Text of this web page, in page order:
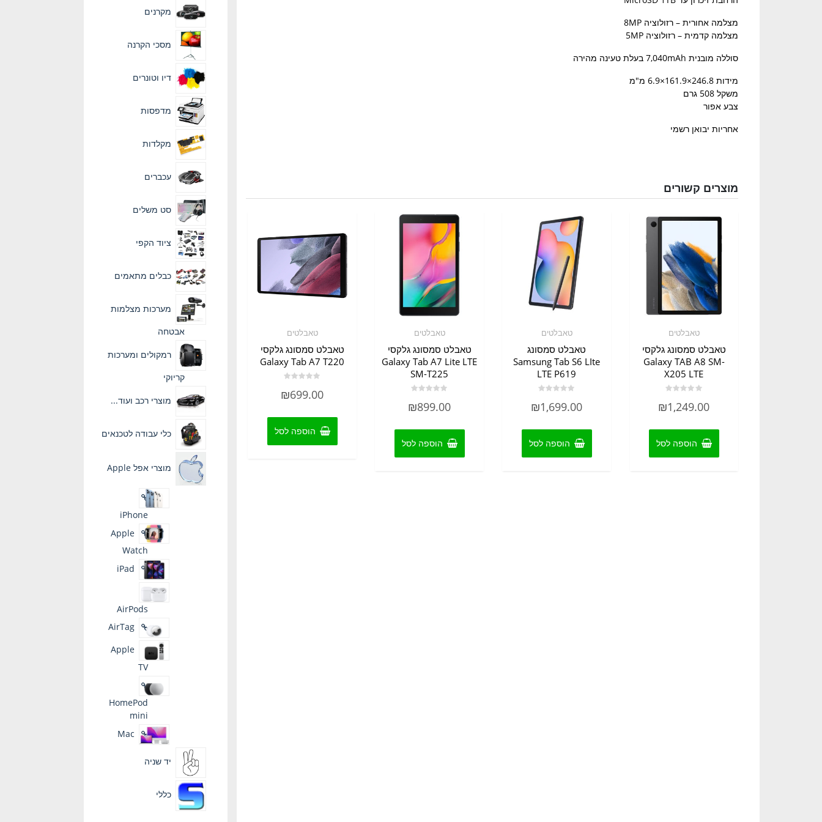
מצלמה אחורית – רזולוציה 8MP
מצלמה קדמית – רזולוציה 5MP
סוללה מובנית 7,040mAh בעלת טעינה מהירה
מידות 246.8×161.9×6.9 מ"מ
משקל 508 גרם
צבע אפור
אחריות יבואן רשמי
מוצרים קשורים
טאבלטים
טאבלט סמסונג גלקסי
Galaxy TAB A8 SM-
X205 LTE
0
₪1,249.00
הוספה לסל
טאבלטים
טאבלט סמסונג
Samsung Tab S6 LIte
LTE P619
0
₪1,699.00
הוספה לסל
טאבלטים
טאבלט סמסונג גלקסי
Galaxy Tab A7 Lite LTE
SM-T225
0
₪899.00
הוספה לסל
טאבלטים
טאבלט סמסונג גלקסי
Galaxy Tab A7 T220
0
₪699.00
הוספה לסל
מקרנים
מסכי הקרנה
דיו וטונרים
מדפסות
מקלדות
עכברים
סט משלים
ציוד הקפי
כבלים מתאמים
מערכות מצלמות
אבטחה
רמקולים ומערכות
קריוקי
מוצרי רכב ועוד...
כלי עבודה לטכנאים
מוצרי אפל Apple
iPhone
Apple
Watch
iPad
AirPods
AirTag
Apple
TV
HomePod
mini
Mac
יד שניה
כללי